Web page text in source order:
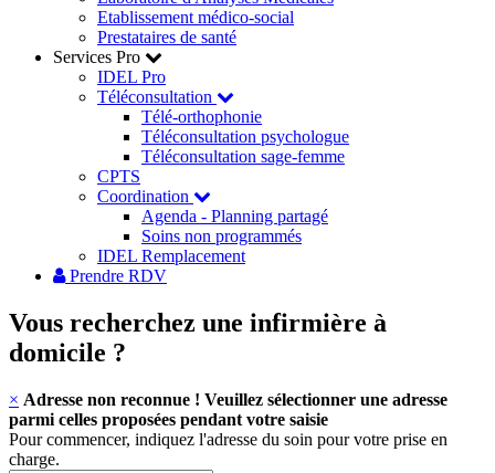
Etablissement médico-social
Prestataires de santé
Services Pro
IDEL Pro
Téléconsultation
Télé-orthophonie
Téléconsultation psychologue
Téléconsultation sage-femme
CPTS
Coordination
Agenda - Planning partagé
Soins non programmés
IDEL Remplacement
Prendre RDV
Vous recherchez une infirmière à
domicile ?
× Adresse non reconnue ! Veuillez sélectionner une adresse
parmi celles proposées pendant votre saisie
Pour commencer, indiquez l'adresse du soin pour votre prise en
charge.